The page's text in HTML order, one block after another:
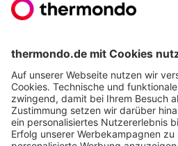
Wärmepumpe
Zum
Luisa ist Autorin dieses